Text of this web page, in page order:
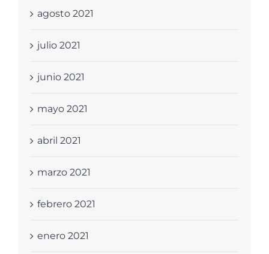
agosto 2021
julio 2021
junio 2021
mayo 2021
abril 2021
marzo 2021
febrero 2021
enero 2021